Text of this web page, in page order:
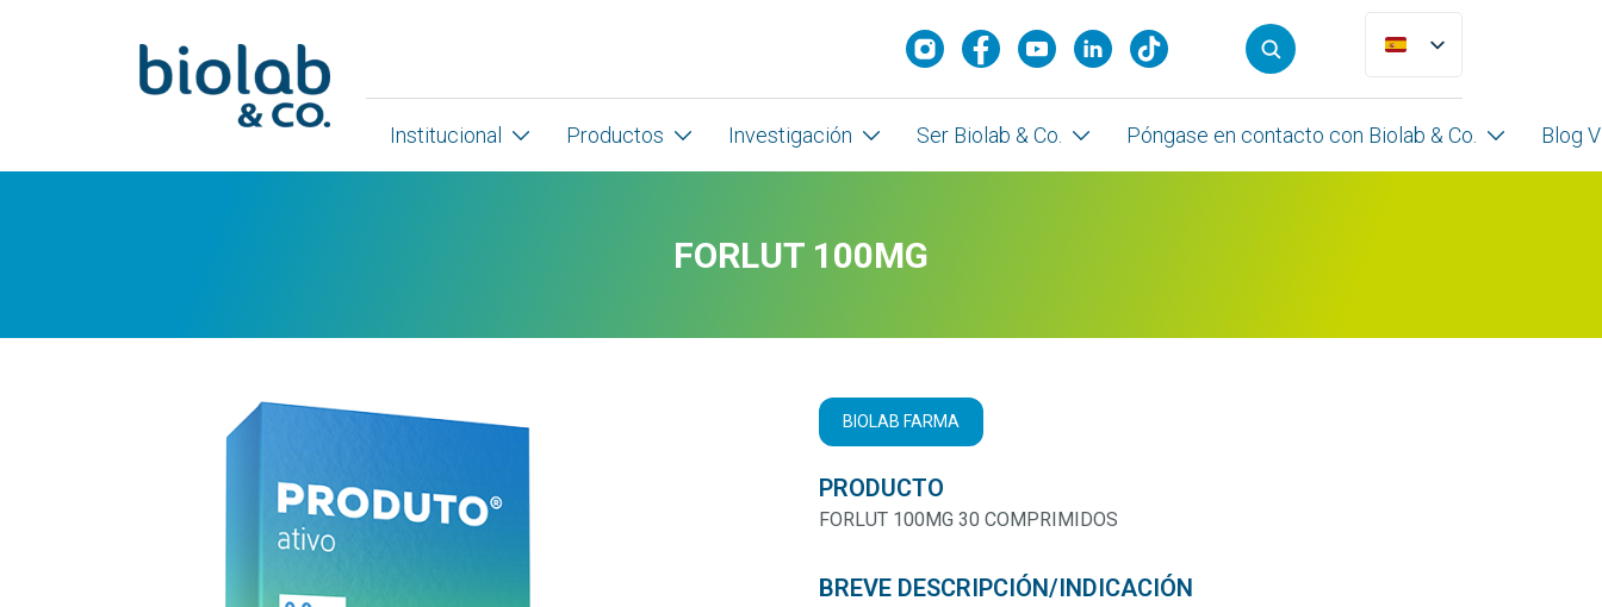
Institucional Productos Investigación Ser Biolab & Co. Póngase en contacto con Biolab & Co. Blog
FORLUT 100MG
BIOLAB FARMA
PRODUCTO
FORLUT 100MG 30 COMPRIMIDOS
BREVE DESCRIPCIÓN/INDICACIÓN